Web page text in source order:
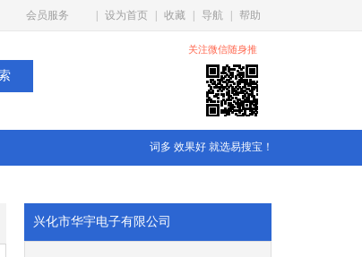
会员服务 设为首页 收藏 导航 帮助
关注微信随身推
词多 效果好 就选易搜宝！
兴化市华宇电子有限公司